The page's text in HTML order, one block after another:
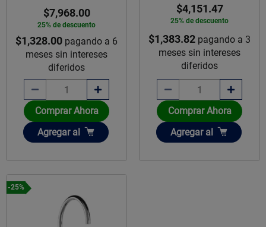
$7,968.00
25% de descuento
$1,328.00 pagando a 6
meses sin intereses
diferidos
Comprar Ahora
Añadir
Agregar al
$4,151.47
25% de descuento
$1,383.82 pagando a 3
meses sin intereses
diferidos
Comprar Ahora
Añadir
Agregar al
-25%